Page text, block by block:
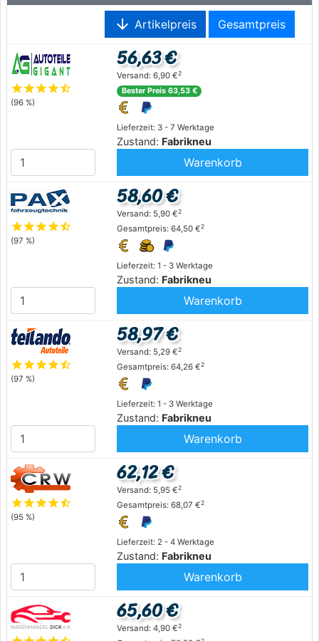
arrow_downward Artikelpreis Gesamtpreis
starstarstarstarstar_half
(96 %)
Lieferzeit: 3 - 7 Werktage
Zustand: Fabrikneu
56,63 €
Versand: 6,90 €2
Bester Preis 63,53 €
Warenkorb
starstarstarstarstar_half
(97 %)
Lieferzeit: 1 - 3 Werktage
Zustand: Fabrikneu
58,60 €
Versand: 5,90 €2
Gesamtpreis: 64,50 €2
Warenkorb
starstarstarstarstar_half
(97 %)
Lieferzeit: 1 - 3 Werktage
Zustand: Fabrikneu
58,97 €
Versand: 5,29 €2
Gesamtpreis: 64,26 €2
Warenkorb
starstarstarstarstar_half
(95 %)
Lieferzeit: 2 - 4 Werktage
Zustand: Fabrikneu
62,12 €
Versand: 5,95 €2
Gesamtpreis: 68,07 €2
Warenkorb
65,60 €
Versand: 4,90 €2